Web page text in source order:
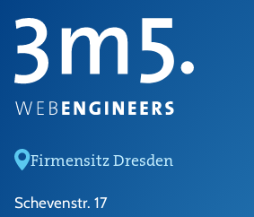
Firmensitz Dresden
Schevenstr. 17